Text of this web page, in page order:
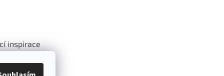
inspirace